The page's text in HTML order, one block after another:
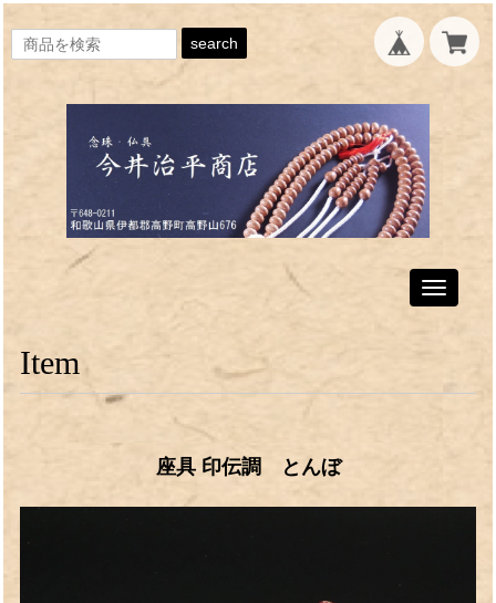
search
Toggle
Item
座具 印伝調 とんぼ